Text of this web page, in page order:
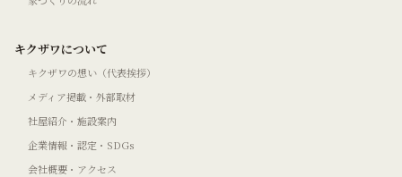
キクザワについて
キクザワの想い（代表挨拶）
メディア掲載・外部取材
社屋紹介・施設案内
企業情報・認定・SDGs
会社概要・アクセス